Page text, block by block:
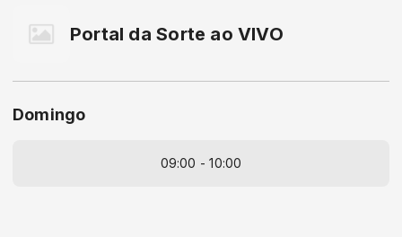
Portal da Sorte ao VIVO
Domingo
09:00 - 10:00